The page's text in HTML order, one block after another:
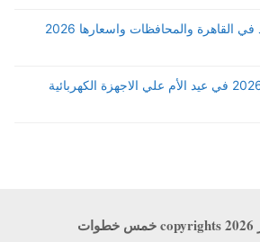
اجمل أماكن خروجة العيد في القاهرة والمحافظات واسعارها 2026
تخفيضات كارفور مارس 2026 في عيد الأم علي الاجهزة الكهربائية